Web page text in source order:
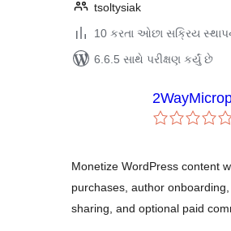
tsoltysiak
10 કરતા ઓછા સક્રિય
6.6.5 સાથે પરીક્ષણ કર્યું છે
Monetize WordPress content
purchases, author
sharing, and optional paid